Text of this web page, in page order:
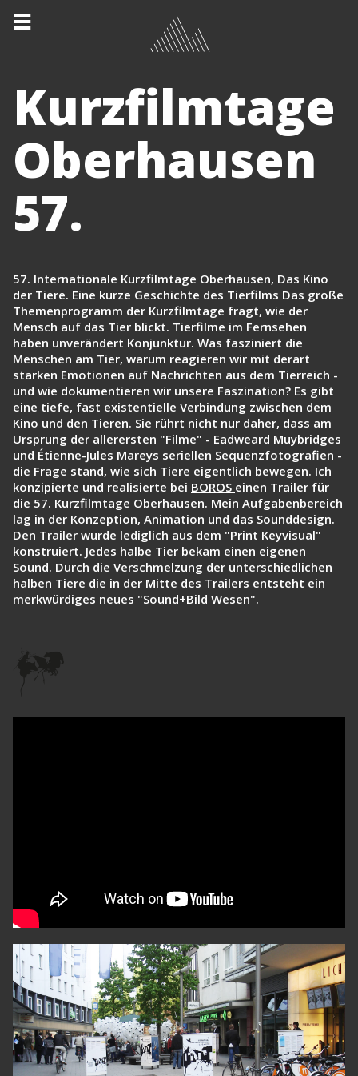
Kurzfilmtage
Oberhausen
57.
57. Internationale Kurzfilmtage Oberhausen, Das Kino
der Tiere. Eine kurze Geschichte des Tierfilms Das große
Themenprogramm der Kurzfilmtage fragt, wie der
Mensch auf das Tier blickt. Tierfilme im Fernsehen
haben unverändert Konjunktur. Was fasziniert die
Menschen am Tier, warum reagieren wir mit derart
starken Emotionen auf Nachrichten aus dem Tierreich -
und wie dokumentieren wir unsere Faszination? Es gibt
eine tiefe, fast existentielle Verbindung zwischen dem
Kino und den Tieren. Sie rührt nicht nur daher, dass am
Ursprung der allerersten "Filme" - Eadweard Muybridges
und Étienne-Jules Mareys seriellen Sequenzfotografien -
die Frage stand, wie sich Tiere eigentlich bewegen. Ich
konzipierte und realisierte bei BOROS einen Trailer für
die 57. Kurzfilmtage Oberhausen. Mein Aufgabenbereich
lag in der Konzeption, Animation und das Sounddesign.
Den Trailer wurde lediglich aus dem "Print Keyvisual"
konstruiert. Jedes halbe Tier bekam einen eigenen
Sound. Durch die Verschmelzung der unterschiedlichen
halben Tiere die in der Mitte des Trailers entsteht ein
merkwürdiges neues "Sound+Bild Wesen".